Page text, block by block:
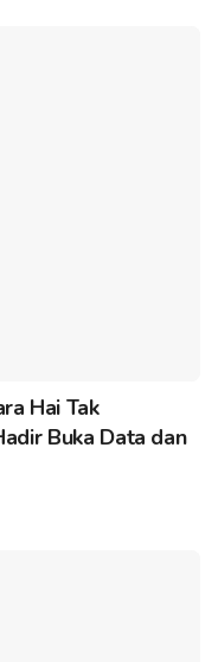
Hai Tak
Buka Data dan